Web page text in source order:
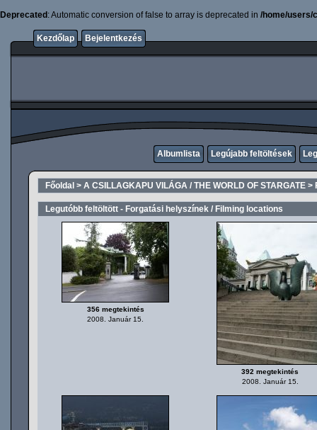
Deprecated : Automatic conversion of false to array is deprecated in /home/users/
Kezdőlap Bejelentkezés
Albumlista Legújabb feltöltések
Főoldal > A CSILLAGKAPU VILÁGA / THE WORLD OF STARGATE >
Legutóbb feltöltött - Forgatási helyszínek / Filming locations
356 megtekintés
2008. Január 15.
392 megtekintés
2008. Január 15.